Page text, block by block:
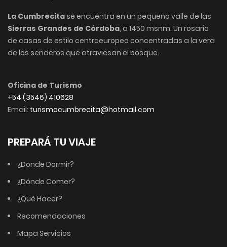
La Cumbrecitase encuentra en un pequeño valle de las
Sierras Grandes de Córdoba, a 1450 msnm. Un rosario
de casas de estilo centroeuropeo concentradas a la vera
de los senderos que atraviesan el bosque.
Oficina de Turismo
+54 (3546) 410628
Email: turismocumbrecita@hotmail.com
PREPARÁ TU VIAJE
¿Donde Dormir?
¿Dónde Comer?
¿Qué Hacer?
Recomendaciones
Mapa Servicios